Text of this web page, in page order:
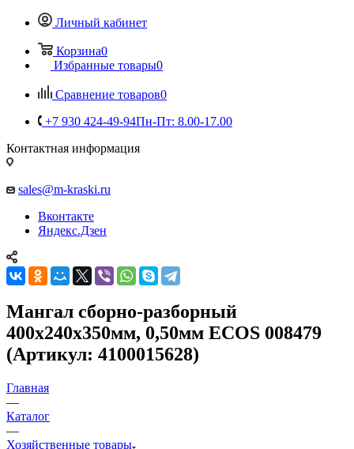
Личный кабинет
Корзина0
Избранные товары0
Сравнение товаров0
+7 930 424-49-94Пн-Пт: 8.00-17.00
Контактная информация
sales@m-kraski.ru
Вконтакте
Яндекс.Дзен
Мангал сборно-разборный
400х240х350мм, 0,50мм ECOS 008479
(Артикул: 4100015628)
Главная
—
Каталог
—
Хозяйственные товары